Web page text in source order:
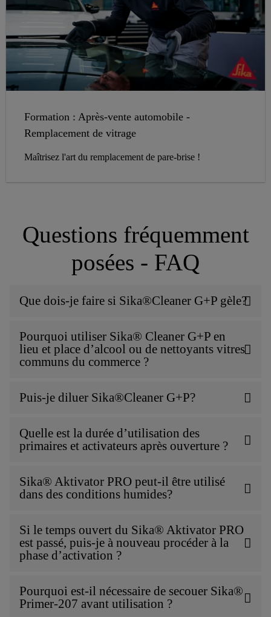
Formation : Après-vente automobile -
Remplacement de vitrage
Maîtrisez l'art du remplacement de pare-brise !
Questions fréquemment
posées - FAQ
Que dois-je faire si Sika®Cleaner G+P gèle?
Pourquoi utiliser Sika® Cleaner G+P en
lieu et place d’alcool ou de nettoyants vitres
communs du commerce ?
Puis-je diluer Sika®Cleaner G+P?
Quelle est la durée d’utilisation des
primaires et activateurs après ouverture ?
Sika® Aktivator PRO peut-il être utilisé
dans des conditions humides?
Si le temps ouvert du Sika® Aktivator PRO
est passé, puis-je à nouveau procéder à la
phase d’activation ?
Pourquoi est-il nécessaire de secouer Sika®
Primer-207 avant utilisation ?